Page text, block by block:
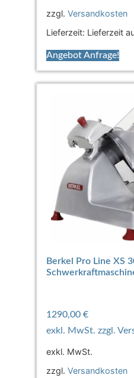
zzgl. Versandkosten
Lieferzeit: Lieferzeit
Angebot Anfrage!
Berkel Pro Line XS
1290,00 €
exkl. MwSt.
zzgl. Versandkosten